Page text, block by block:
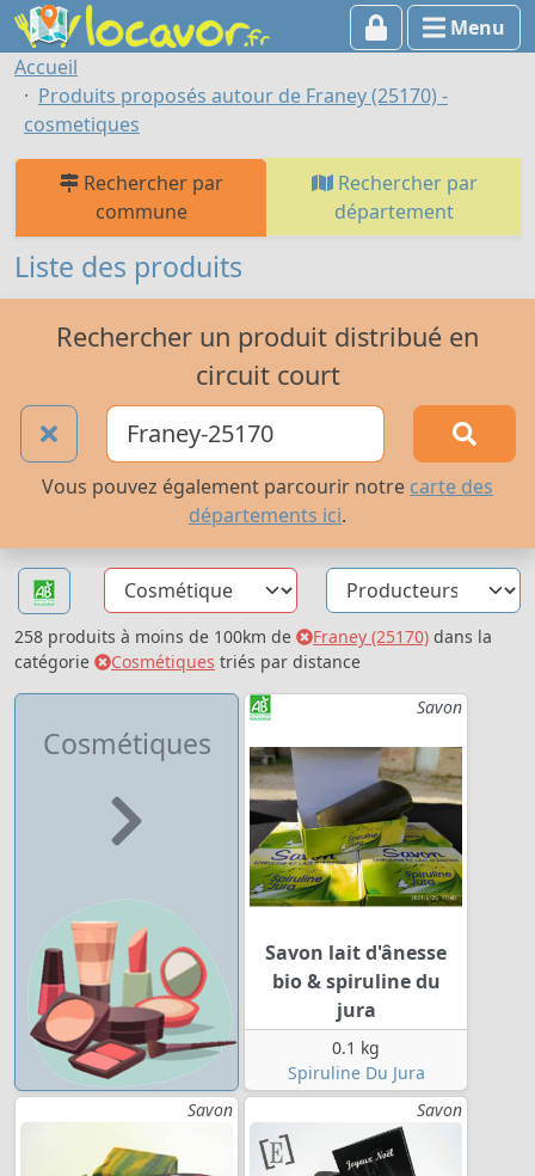
Menu
Accueil
Produits proposés autour de Franey (25170) -
cosmetiques
Rechercher par
commune
Rechercher par
département
Liste des produits
Rechercher un produit distribué en
circuit court
Vous pouvez également parcourir notre carte des
départements ici.
258 produits à moins de 100km de Franey (25170) dans la
catégorie
Cosmétiques triés par distance
Cosmétiques
Savon
Savon lait d'ânesse
bio & spiruline du
jura
0.1 kg
Spiruline Du Jura
Savon
Savon